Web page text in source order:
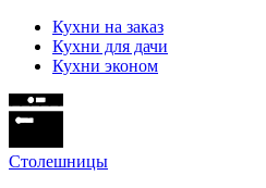
Кухни на заказ
Кухни для дачи
Кухни эконом
Cтолешницы